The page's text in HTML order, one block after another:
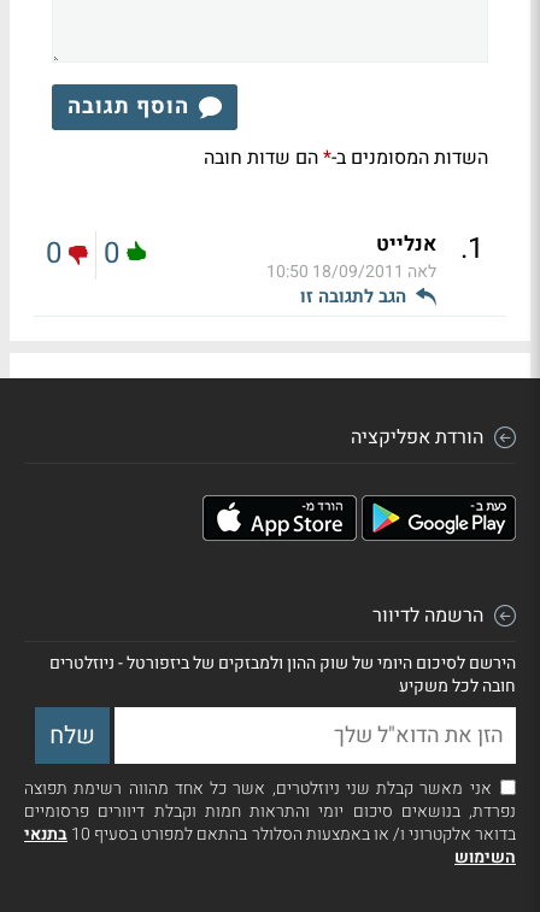
הוסף תגובה
השדות המסומנים ב-*הם שדות חובה
1
. אנלייט
לאה 18/09/2011 10:50
הגב לתגובה זו
0
0
הורדת אפליקציה
הרשמה לדיוור
הירשם לסיכום היומי של שוק ההון ולמבזקים של ביזפורטל - ניוזלטרים
חובה לכל משקיע
אני מאשר קבלת שני ניוזלטרים, אשר כל אחד מהווה רשימת תפוצה
נפרדת, בנושאים סיכום יומי והתראות חמות וקבלת דיוורים פרסומיים
בדואר אלקטרוני ו/ או באמצעות הסלולר בהתאם למפורט בסעיף 10
בתנאי
השימוש